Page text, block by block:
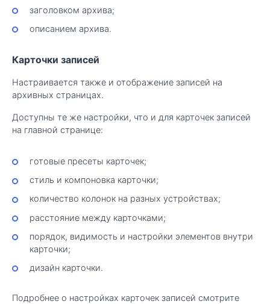
заголовком архива;
описанием архива.
Карточки записей
Настраивается также и отображение записей на
архивных страницах.
Доступны те же настройки, что и для карточек записей
на главной странице:
готовые пресеты карточек;
стиль и компоновка карточки;
количество колонок на разных устройствах;
расстояние между карточками;
порядок, видимость и настройки элементов внутри
карточки;
дизайн карточки.
Подробнее о настройках карточек записей смотрите